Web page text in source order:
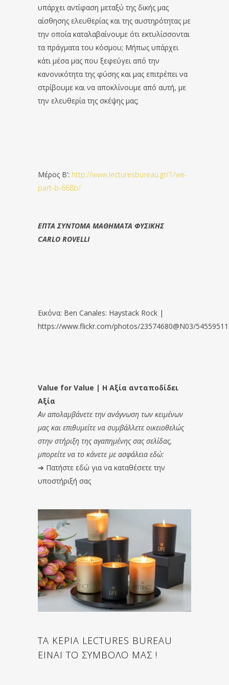
υπάρχει αντίφαση μεταξύ της δικής μας
αίσθησης ελευθερίας και της αυστηρότητας με
την οποία καταλαβαίνουμε ότι εκτυλίσσονται
τα πράγματα του κόσμου; Μήπως υπάρχει
κάτι μέσα μας που ξεφεύγει από την
κανονικότητα της φύσης και μας επιτρέπει να
στρίβουμε και να αποκλίνουμε από αυτή, με
την ελευθερία της σκέψης μας;
Μέρος Β’: http://www.lecturesbureau.gr/1/we-
part-b-668b/
ΕΠΤΑ ΣΥΝΤΟΜΑ ΜΑΘΗΜΑΤΑ ΦΥΣΙΚΗΣ
CARLO ROVELLI
Εικόνα: Ben Canales: Haystack Rock |
https://www.flickr.com/photos/23574680@N03/
Value for Value | Η Αξία ανταποδίδει
Αξία
Αν απολαμβάνετε την ανάγνωση των κειμένων
μας και επιθυμείτε να συμβάλλετε οικειοθελώς
στην στήριξη της αγαπημένης σας σελίδας,
μπορείτε να το κάνετε με ασφάλεια εδώ:
➔ Πατήστε εδώ για να καταθέσετε την
υποστήριξή σας
ΤΑ ΚΕΡΙΑ LECTURES BUREAU
ΕΙΝΑΙ ΤΟ ΣΥΜΒΟΛΟ ΜΑΣ !